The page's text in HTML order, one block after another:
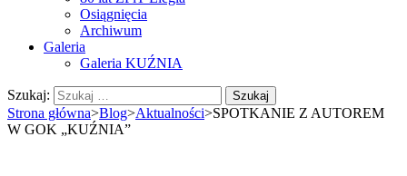
Osiągnięcia
Archiwum
Galeria
Galeria KUŹNIA
Szukaj:
Strona główna>Blog>Aktualności>SPOTKANIE Z AUTOREM
W GOK „KUŹNIA”